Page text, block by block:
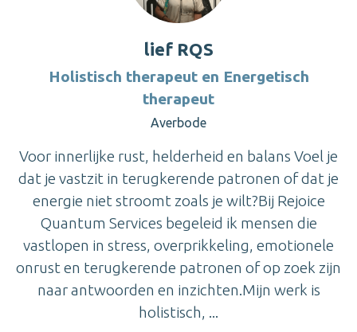
lief RQS
Holistisch therapeut en Energetisch
therapeut
Averbode
Voor innerlijke rust, helderheid en balans Voel je
dat je vastzit in terugkerende patronen of dat je
energie niet stroomt zoals je wilt?Bij Rejoice
Quantum Services begeleid ik mensen die
vastlopen in stress, overprikkeling, emotionele
onrust en terugkerende patronen of op zoek zijn
naar antwoorden en inzichten.Mijn werk is
holistisch, ...